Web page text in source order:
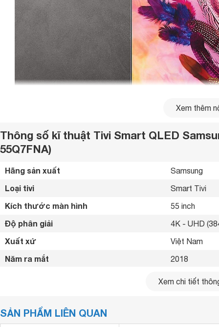
Q Colour
Hơn tỷ sắc màu cho chất lượng ảnh ảnh thật như cuộc
thích với từng khung hình sống động, rõ ràng và sắc nét
Xem thêm
Thông số kĩ thuật Tivi Smart QLED
55Q7FNA)
Hãng sản xuất Samsung
Loại tivi Smart Tivi
Kích thước màn hình 55 inch
Độ phân giải 4K - UHD
Xuất xứ Việt Nam
Năm ra mắt 2018
Có (Loa,
Cổng HDMI
Xem chi tiết
SẢN PHẨM LIÊN QUAN